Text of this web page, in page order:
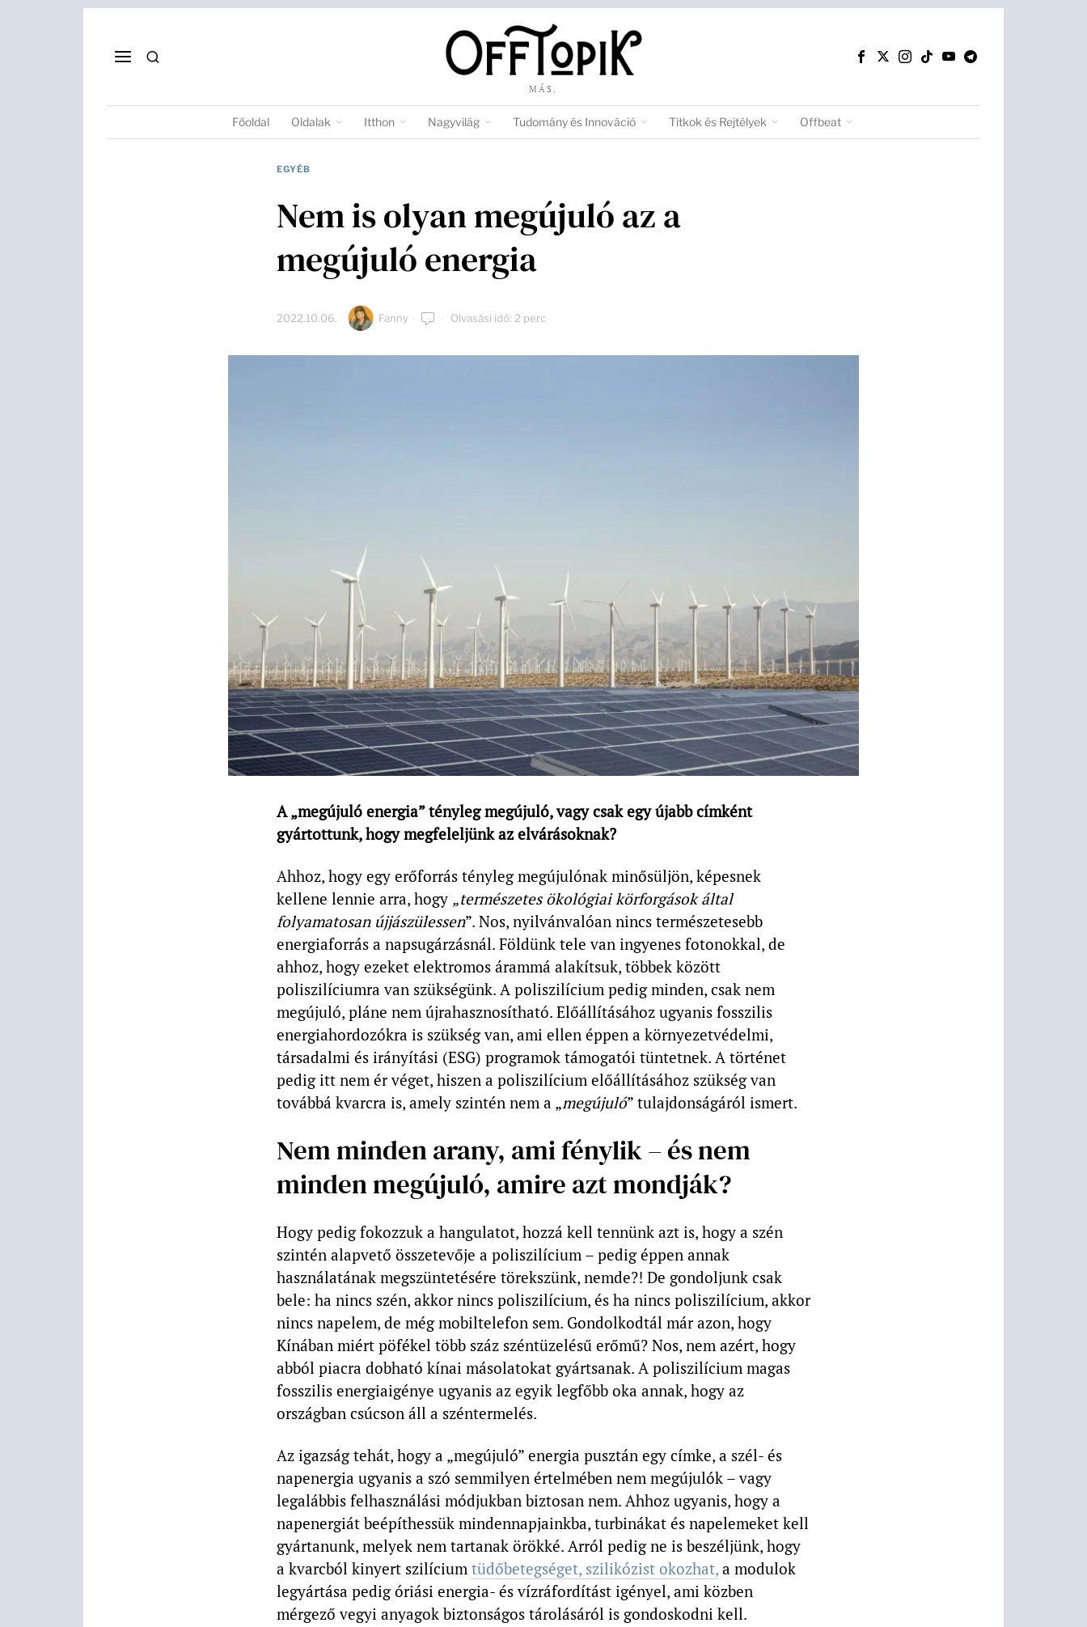
MÁS.
Főoldal Oldalak Itthon Nagyvilág Tudomány és Innováció Titkok és Rejtélyek Offbeat
EGYÉB
Nem is olyan megújuló az a
megújuló energia
2022.10.06. Fanny Olvasási idő: 2 perc
A „megújuló energia” tényleg megújuló, vagy csak egy újabb címként
gyártottunk, hogy megfeleljünk az elvárásoknak?
Ahhoz, hogy egy erőforrás tényleg megújulónak minősüljön, képesnek
kellene lennie arra, hogy „természetes ökológiai körforgások által
folyamatosan újjászülessen”. Nos, nyilvánvalóan nincs természetesebb
energiaforrás a napsugárzásnál. Földünk tele van ingyenes fotonokkal, de
ahhoz, hogy ezeket elektromos árammá alakítsuk, többek között
poliszilíciumra van szükségünk. A poliszilícium pedig minden, csak nem
megújuló, pláne nem újrahasznosítható. Előállításához ugyanis fosszilis
energiahordozókra is szükség van, ami ellen éppen a környezetvédelmi,
társadalmi és irányítási (ESG) programok támogatói tüntetnek. A történet
pedig itt nem ér véget, hiszen a poliszilícium előállításához szükség van
továbbá kvarcra is, amely szintén nem a „megújuló” tulajdonságáról ismert.
Nem minden arany, ami fénylik – és nem
minden megújuló, amire azt mondják?
Hogy pedig fokozzuk a hangulatot, hozzá kell tennünk azt is, hogy a szén
szintén alapvető összetevője a poliszilícium – pedig éppen annak
használatának megszüntetésére törekszünk, nemde?! De gondoljunk csak
bele: ha nincs szén, akkor nincs poliszilícium, és ha nincs poliszilícium, akkor
nincs napelem, de még mobiltelefon sem. Gondolkodtál már azon, hogy
Kínában miért pöfékel több száz széntüzelésű erőmű? Nos, nem azért, hogy
abból piacra dobható kínai másolatokat gyártsanak. A poliszilícium magas
fosszilis energiaigénye ugyanis az egyik legfőbb oka annak, hogy az
országban csúcson áll a széntermelés.
Az igazság tehát, hogy a „megújuló” energia pusztán egy címke, a szél- és
napenergia ugyanis a szó semmilyen értelmében nem megújulók – vagy
legalábbis felhasználási módjukban biztosan nem. Ahhoz ugyanis, hogy a
napenergiát beépíthessük mindennapjainkba, turbinákat és napelemeket kell
gyártanunk, melyek nem tartanak örökké. Arról pedig ne is beszéljünk, hogy
a kvarcból kinyert szilícium tüdőbetegséget, szilikózist okozhat, a modulok
legyártása pedig óriási energia- és vízráfordítást igényel, ami közben
mérgező vegyi anyagok biztonságos tárolásáról is gondoskodni kell.